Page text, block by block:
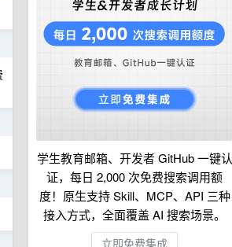
学生教育邮箱、开发者 GitHub 一键认
证，每日 2,000 次免费搜索调用额
度！原生支持 Skill、MCP、API 三种
接入方式，全面覆盖 AI 搜索场景。
立即免费集成